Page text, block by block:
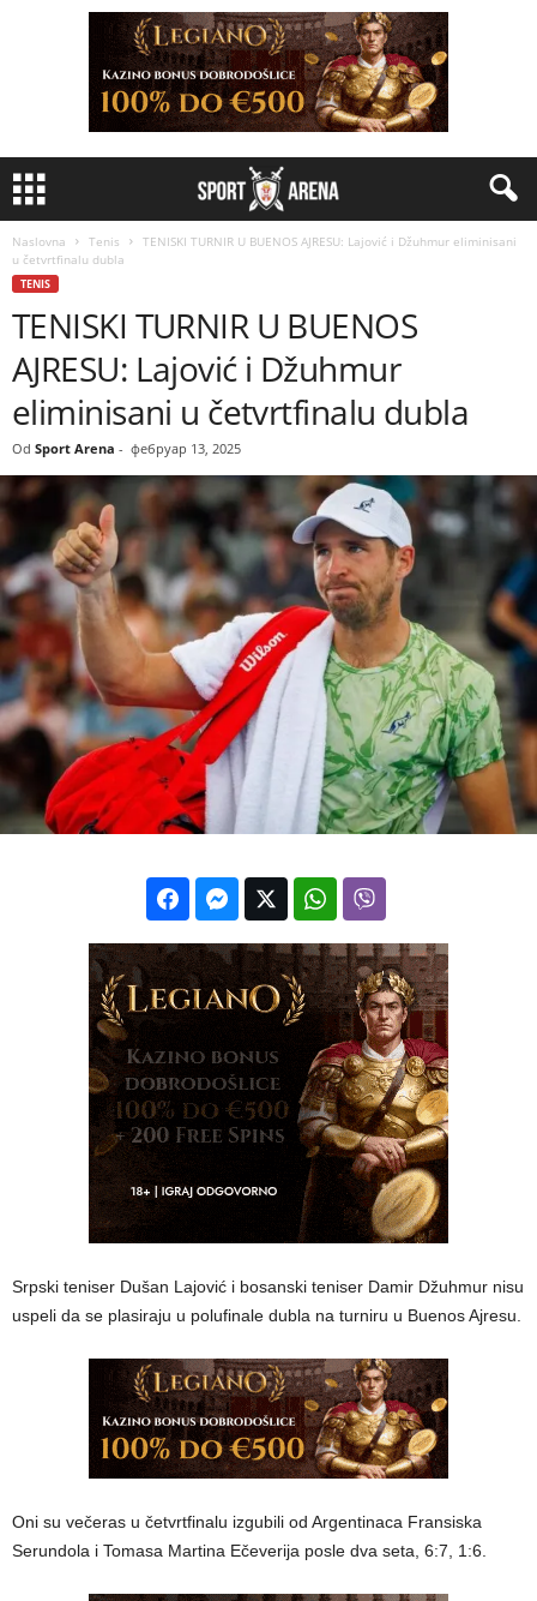
Naslovna Tenis
TENISKI TURNIR U BUENOS AJRESU: Lajović i Džuhmur eliminisani
u četvrtfinalu dubla
TENIS
TENISKI TURNIR U BUENOS
AJRESU: Lajović i Džuhmur
eliminisani u četvrtfinalu dubla
Od Sport Arena - фебруар 13, 2025
Srpski teniser Dušan Lajović i bosanski teniser Damir Džuhmur nisu
uspeli da se plasiraju u polufinale dubla na turniru u Buenos Ajresu.
Oni su večeras u četvrtfinalu izgubili od Argentinaca Fransiska
Serundola i Tomasa Martina Ečeverija posle dva seta, 6:7, 1:6.